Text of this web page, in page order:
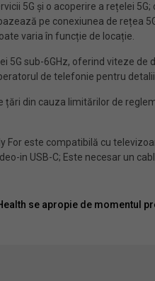
5G și o acoperire a rețelei
pe conexiunea de rețea
varia în funcție de locație.
5G sub-6GHz, oferind viteze
de telefonie pentru
țări din cauza limitărilor de
For este compatibilă cu
in USB-C; Este necesar un
se apropie de momentul